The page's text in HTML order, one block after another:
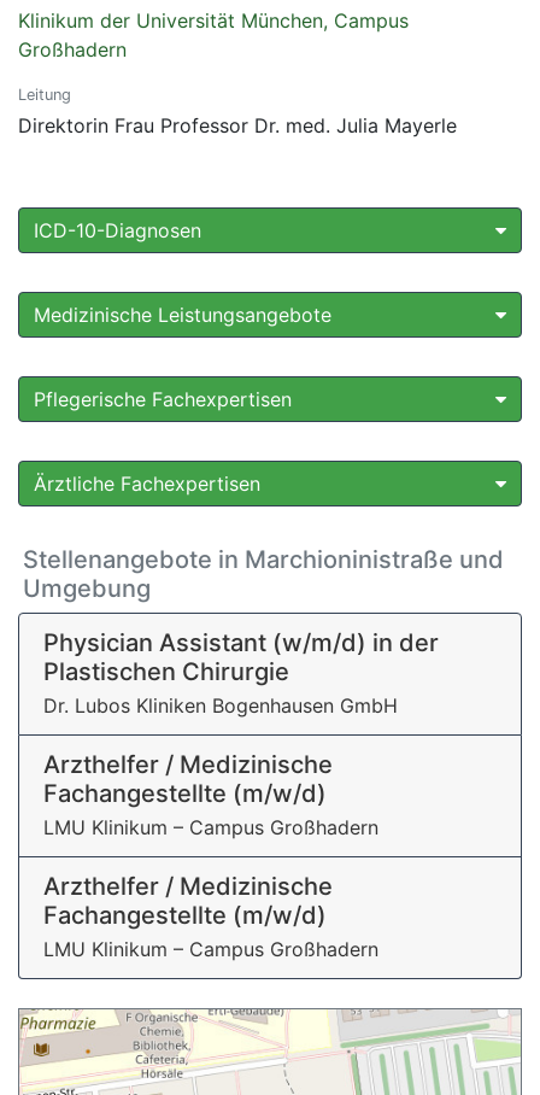
Klinikum der Universität München, Campus
Großhadern
Leitung
Direktorin Frau Professor Dr. med. Julia Mayerle
ICD-10-Diagnosen
Medizinische Leistungsangebote
Pflegerische Fachexpertisen
Ärztliche Fachexpertisen
Stellenangebote in Marchioninistraße und
Umgebung
Physician Assistant (w/m/d) in der
Plastischen Chirurgie
Dr. Lubos Kliniken Bogenhausen GmbH
Arzthelfer / Medizinische
Fachangestellte (m/w/d)
LMU Klinikum – Campus Großhadern
Arzthelfer / Medizinische
Fachangestellte (m/w/d)
LMU Klinikum – Campus Großhadern